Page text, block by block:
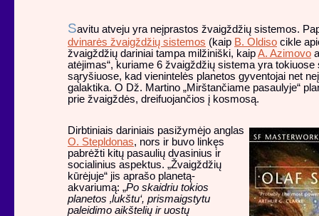
Savitu atveju yra neįprastos žvaigždžių sistemos.
dvinarės žvaigždžių sistemos (kaip B. Oldiso cikle
žvaigždžių dariniai tampa milžiniški, kaipA. Azimovo
atėjimas“, kuriame 6 žvaigždžių sistema yra tokiuose
sąryšiuose, kad vienintelės planetos gyventojai net
galaktika. O Dž. Martino „Mirštančiame pasaulyje“
prie žvaigždės, dreifuojančios į kosmosą.
Dirbtiniais dariniais pasižymėjo anglas
O. Stepldonas, nors ir buvo linkęs
pabrėžti kitų pasaulių dvasinius ir
socialinius aspektus. „Žvaigždžių
kūrėjuje“ jis aprašo planetą-
akvariumą: „Po skaidriu tokios
planetos ‚lukštu‘, prismaigstytu
paleidimo aikštelių ir uostų